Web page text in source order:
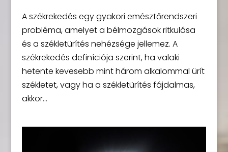
A székrekedés egy gyakori emésztőrendszeri
probléma, amelyet a bélmozgások ritkulása
és a székletürítés nehézsége jellemez. A
székrekedés definíciója szerint, ha valaki
hetente kevesebb mint három alkalommal ürít
székletet, vagy ha a székletürítés fájdalmas,
akkor...